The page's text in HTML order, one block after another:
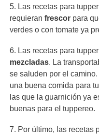
5. Las recetas para
requieran frescor para
verdes o con tomate ya
6. Las recetas para
mezcladas. La
se saluden por el
una buena comida para
las que la guarnición ya
buenas para el tuppereo.
7. Por último, las recetas